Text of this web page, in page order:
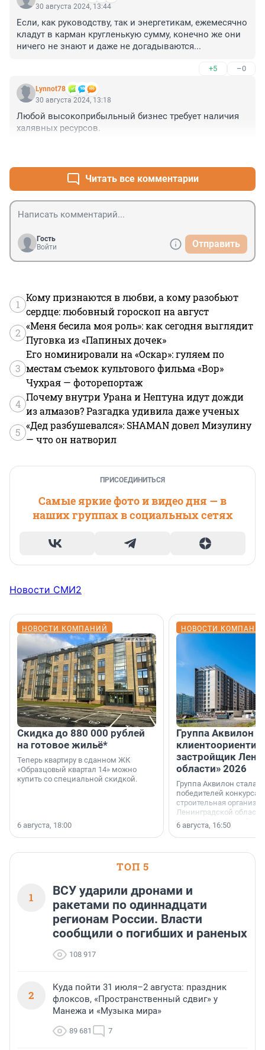
30 августа 2024, 13:44
Если, как руководству, так и энергетикам, ежемесячно
кладут в карман кругленькую сумму, конечно же они
ничего не знают и даже не догадываются...
+5 –0
Lynnot78
30 августа 2024, 13:18
Любой высокоприбыльный бизнес требует наличия
халявных ресурсов.
Читать все комментарии
Гость
Войти
Отправить
1
Кому признаются в любви, а кому разобьют
сердце: любовный гороскоп на август
2
«Меня бесила моя роль»: как сегодня выглядит
Пуговка из «Папиных дочек»
3
Его номинировали на «Оскар»: гуляем по
местам съемок культового фильма «Вор»
Чухрая — фоторепортаж
4
Почему внутри Урана и Нептуна идут дожди
из алмазов? Разгадка удивила даже ученых
5
«Дед разбушевался»: SHAMAN довел Мизулину
— что он натворил
ПРИСОЕДИНИТЬСЯ
Самые яркие фото и видео дня — в
наших группах в социальных сетях
Новости СМИ2
НОВОСТИ КОМПАНИЙ
Скидка до 880 000 рублей
на готовое жильё*
Теперь квартиру в сданном ЖК
«Образцовый квартал 14» можно
купить со специальной скидкой.
6 августа, 18:00
НОВОСТИ
Группа Аквилон
застройщик
области» 2026
Группа Аквилон стала
победителей конкурса
строительная
Ленинградской области
номинации «Самый
застройщик
6 августа, 16:50
ТОП 5
1
ВСУ ударили дронами и
ракетами по одиннадцати
регионам России. Власти
сообщили о погибших и раненых
108 917
2
Куда пойти 31 июля–2 августа: праздник
флоксов, «Пространственный сдвиг» у
Манежа и «Музыка мира»
89 681 7